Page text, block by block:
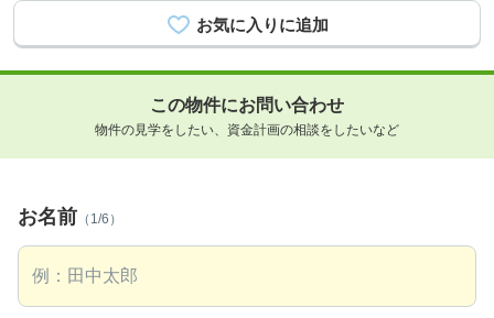
この物件にお問い合わせ
物件の見学をしたい、資金計画の相談をしたいなど
お名前 （1/6）